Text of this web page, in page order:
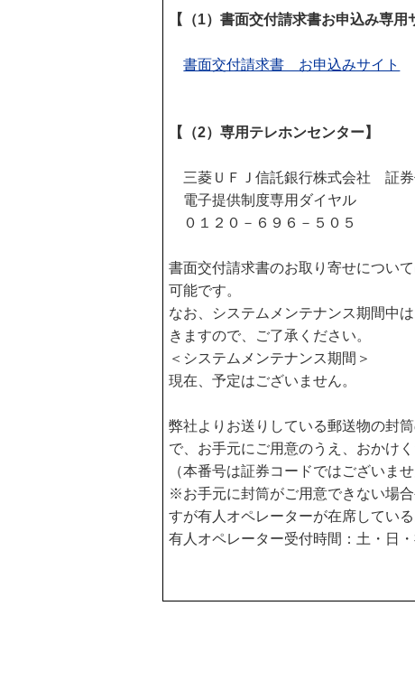
【（1）書面交付請求書お申込み専用
書面交付請求書 お申込みサイト
【（2）専用テレホンセンター】
三菱ＵＦＪ信託銀行株式会社 証券
電子提供制度専用ダイヤル
０１２０－６９６－５０５
書面交付請求書のお取り寄せについ
可能です。
なお、システムメンテナンス期間中
きますので、ご了承ください。
＜システムメンテナンス期間＞
現在、予定はございません。
弊社よりお送りしている郵送物の封
で、お手元にご用意のうえ、おかけく
（本番号は証券コードではございませ
※お手元に封筒がご用意できない場
すが有人オペレーターが在席してい
有人オペレーター受付時間：土・日